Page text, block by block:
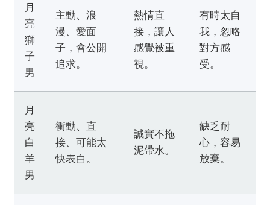
月
亮
獅
子
男
主動、浪
漫、愛面
子，會公開
追求。
熱情直
接，讓人
感覺被重
視。
有時太自
我，忽略
對方感
受。
月
亮
白
羊
男
衝動、直
接、可能太
快表白。
誠實不拖
泥帶水。
缺乏耐
心，容易
放棄。